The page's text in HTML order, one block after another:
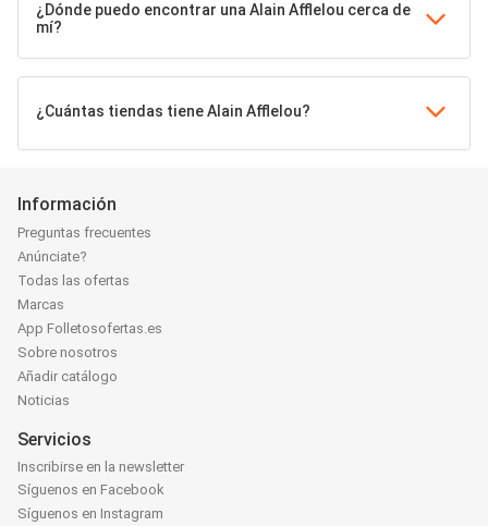
¿Dónde puedo encontrar una Alain Afflelou cerca de
mí?
¿Cuántas tiendas tiene Alain Afflelou?
Información
Preguntas frecuentes
Anúnciate?
Todas las ofertas
Marcas
App Folletosofertas.es
Sobre nosotros
Añadir catálogo
Noticias
Servicios
Inscribirse en la newsletter
Síguenos en Facebook
Síguenos en Instagram